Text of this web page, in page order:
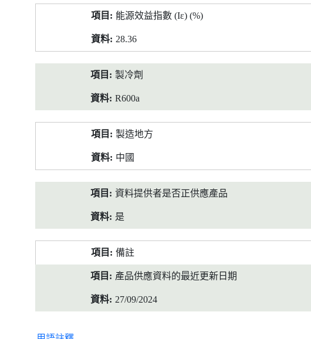
能源效益指數 (Iε) (%)
28.36
製冷劑
R600a
製造地方
中國
資料提供者是否正供應產品
是
備註
產品供應資料的最近更新日期
27/09/2024